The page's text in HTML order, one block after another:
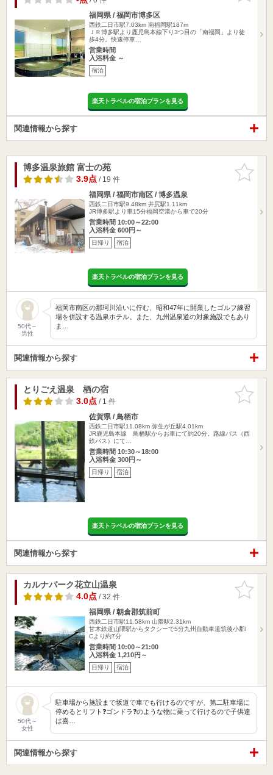
福岡県 / 福岡市博多区
西鉄二日市駅7.03km 南福岡駅187m
ＪＲ博多駅より鹿児島本線下り3つ目の「南福岡」より徒
歩4分。快速停車…
営業時間
入浴料金 ～
宿泊
楽天トラベルの宿泊プランを見る
関連情報から探す
お気に入
りに追加
博多温泉旅館 富士の苑
3.9点/ 19 件
福岡県 / 福岡市南区 / 博多温泉
西鉄二日市駅9.48km 井尻駅1.11km
JR博多駅より車15分福岡空港から車で20分
営業時間 10:00～22:00
入浴料金 600円～
日帰り 宿泊
楽天トラベルの宿泊プランを見る
50代～
男性
福岡市南区の那珂川沿いに佇む、昭和47年に開業したゴルフ練習
場を併設する温泉ホテル。また、九州温泉道の対象施設でもあり
ま…
関連情報から探す
お気に入
りに追加
とりごえ温泉 栖の宿
3.0点/ 1 件
佐賀県 / 鳥栖市
西鉄二日市駅11.08km 弥生が丘駅4.01km
JR鹿児島本線 鳥栖駅からお車にて約20分。路線バス（西
鉄バス）にて…
営業時間 10:30～18:00
入浴料金 300円～
日帰り 宿泊
楽天トラベルの宿泊プランを見る
関連情報から探す
お気に入
りに追加
カルナパーク花立山温泉
4.0点/ 32 件
福岡県 / 朝倉郡筑前町
西鉄二日市駅11.58km 山隈駅2.31km
甘木鉄道山隈駅からタクシーで5分九州自動車道筑後小郡I
Cより約7分
営業時間 10:00～21:00
入浴料金 1,210円～
日帰り 宿泊
50代～
女性
駐車場から施設まで坂道で車でも行けるのですが、第二駐車場に
停めるとリフト❓ゴンドラ❓のような物に乗って行けるので子供達
は喜…
関連情報から探す